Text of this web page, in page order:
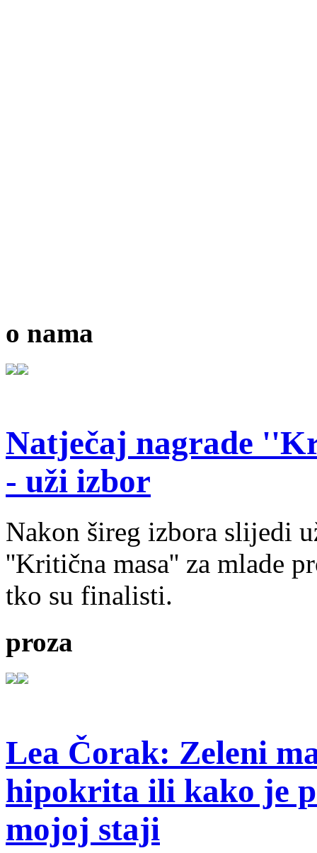
o nama
Natječaj nagrade
- uži izbor
Nakon šireg izbora slijedi
''Kritična masa'' za mlade
tko su finalisti.
proza
Lea Čorak: Zeleni
hipokrita ili kako je
mojoj staji